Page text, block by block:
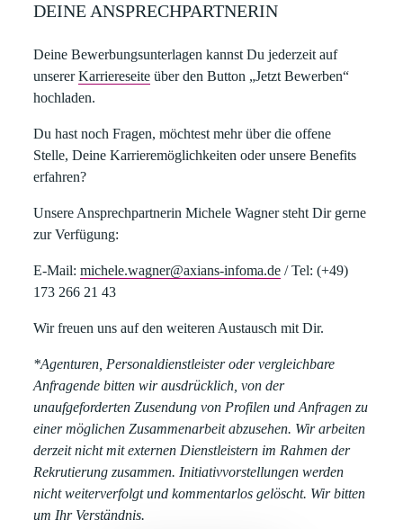
DEINE ANSPRECHPARTNERIN
Deine Bewerbungsunterlagen kannst Du jederzeit auf
unsererKarriereseite über den Button „Jetzt Bewerben“
hochladen.​
​Du hast noch Fragen, möchtest mehr über die offene
Stelle, Deine Karrieremöglichkeiten oder unsere Benefits
erfahren?​
Unsere AnsprechpartnerinMichele Wagnersteht Dir gerne
zur Verfügung:​
E-Mail:michele.wagner@axians-infoma.de /Tel:(+49)
173 266 21 43
Wir freuen uns auf den weiteren Austausch mit Dir.
*Agenturen, Personaldienstleister oder vergleichbare
Anfragende bitten wir ausdrücklich, von der
unaufgeforderten Zusendung von Profilen und Anfragen zu
einer möglichen Zusammenarbeit abzusehen. Wir arbeiten
derzeit nicht mit externen Dienstleistern im Rahmen der
Rekrutierung zusammen. Initiativvorstellungen werden
nicht weiterverfolgt und kommentarlos gelöscht. Wir bitten
um Ihr Verständnis.